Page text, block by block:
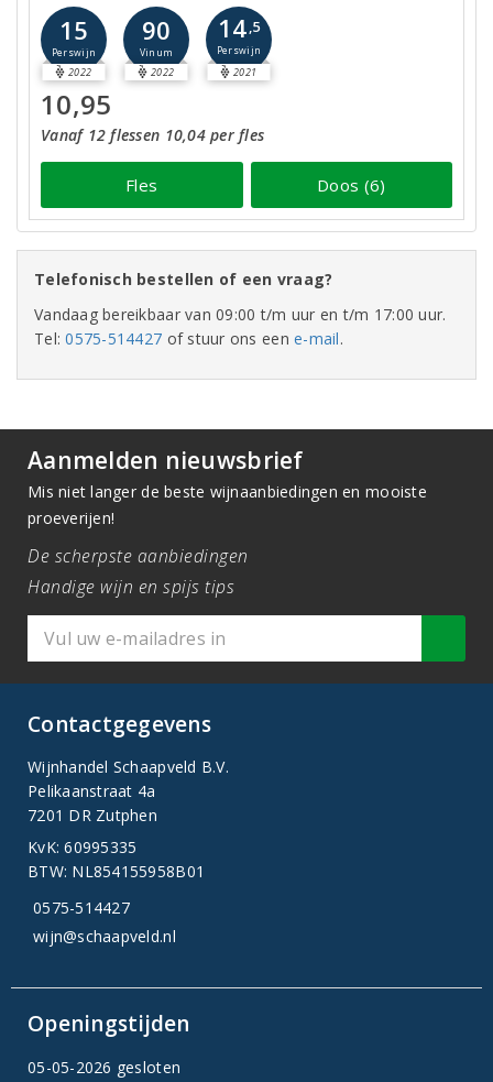
15
Perswijn
2022
90
Vinum
2022
14,5
Perswijn
2021
10,95
Vanaf 12 flessen 10,04 per fles
Fles Doos (6)
Telefonisch bestellen of een vraag?
Vandaag bereikbaar van 09:00 t/m uur en t/m 17:00 uur.
Tel:0575-514427 of stuur ons eene-mail.
Aanmelden nieuwsbrief
Mis niet langer de beste wijnaanbiedingen en mooiste
proeverijen!
De scherpste aanbiedingen
Handige wijn en spijs tips
Contactgegevens
Wijnhandel Schaapveld B.V.
Pelikaanstraat 4a
7201 DR Zutphen
KvK: 60995335
BTW: NL854155958B01
0575-514427
wijn@schaapveld.nl
Openingstijden
05-05-2026 gesloten